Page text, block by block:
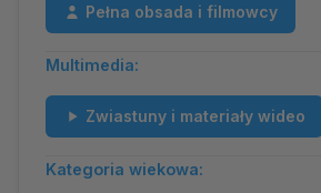
Pełna obsada i filmowcy
Multimedia:
Zwiastuny i materiały wideo
Kategoria wiekowa: